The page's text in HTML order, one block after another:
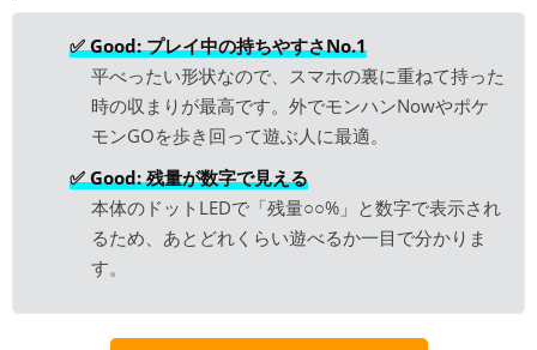
✅ Good: プレイ中の持ちやすさNo.1
平べったい形状なので、スマホの裏に重ねて持った
時の収まりが最高です。外でモンハンNowやポケ
モンGOを歩き回って遊ぶ人に最適。
✅ Good: 残量が数字で見える
本体のドットLEDで「残量○○%」と数字で表示され
るため、あとどれくらい遊べるか一目で分かりま
す。